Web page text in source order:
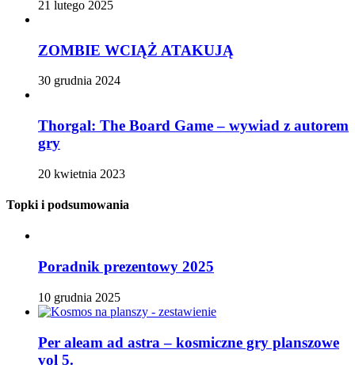
21 lutego 2025
ZOMBIE WCIĄŻ ATAKUJĄ
30 grudnia 2024
Thorgal: The Board Game – wywiad z autorem
gry
20 kwietnia 2023
Topki i podsumowania
Poradnik prezentowy 2025
10 grudnia 2025
Per aleam ad astra – kosmiczne gry planszowe
vol 5.